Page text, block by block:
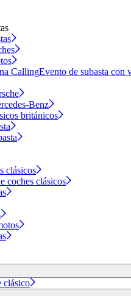
CallingEvento de subasta con
Benz
británicos
clásicos
coches clásicos
clásico